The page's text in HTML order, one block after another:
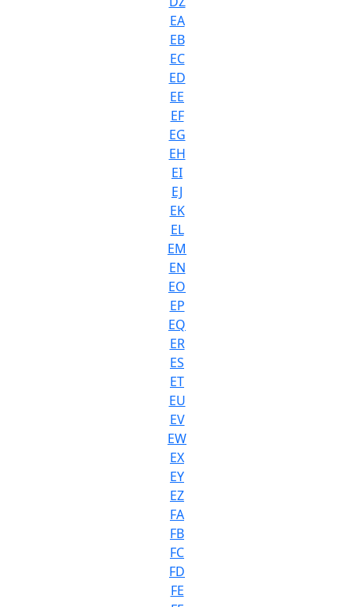
EA
EB
EC
ED
EE
EF
EG
EH
EI
EJ
EK
EL
EM
EN
EO
EP
EQ
ER
ES
ET
EU
EV
EW
EX
EY
EZ
FA
FB
FC
FD
FE